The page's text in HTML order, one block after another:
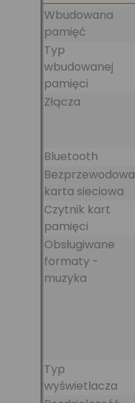
Wbudowana
pamięć
Typ
wbudowanej
pamięci
Złącza
Bluetooth
Bezprzewodowa
karta sieciowa
Czytnik kart
pamięci
Obsługiwane
formaty -
muzyka
Typ
wyświetlacza